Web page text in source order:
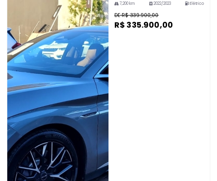
7,200 km 2022/2023 Elétrico
DE R$ 339.900,00
R$ 335.900,00